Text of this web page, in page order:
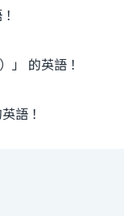
」 的英語！
語！